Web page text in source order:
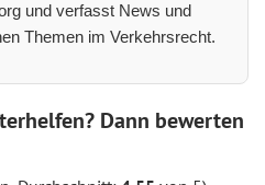
und verfasst News und
Themen im Verkehrsrecht.
Dann bewerten